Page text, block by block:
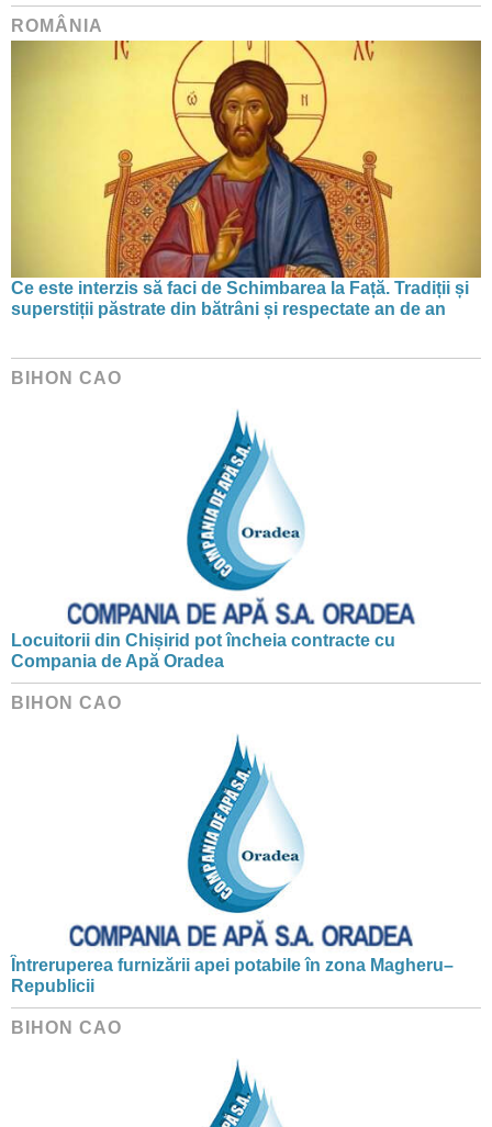
ROMÂNIA
Ce este interzis să faci de Schimbarea la Față. Tradiții și
superstiții păstrate din bătrâni și respectate an de an
BIHON CAO
Locuitorii din Chișirid pot încheia contracte cu
Compania de Apă Oradea
BIHON CAO
Întreruperea furnizării apei potabile în zona Magheru–
Republicii
BIHON CAO